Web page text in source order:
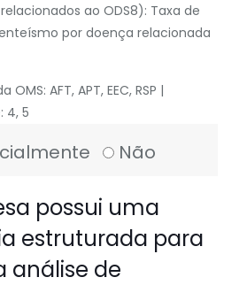
ao ODS8): Taxa de
por doença relacionada
AFT, APT, EEC, RSP |
4, 5
Não
possui uma
estruturada para
análise de